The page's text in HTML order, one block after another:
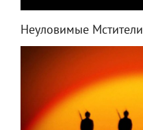
Неуловимые Мстители